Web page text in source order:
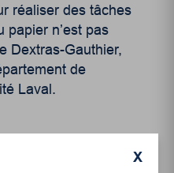
réaliser des tâches
papier n’est pas
Dextras-Gauthier,
de
Laval.
X